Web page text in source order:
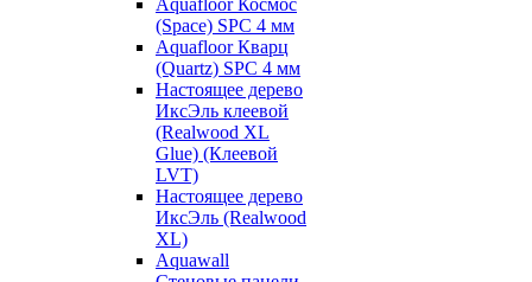
Aquafloor Космос
(Space) SPC 4 мм
Aquafloor Кварц
(Quartz) SPC 4 мм
Настоящее дерево
ИксЭль клеевой
(Realwood XL
Glue) (Клеевой
LVT)
Настоящее дерево
ИксЭль (Realwood
XL)
Aquawall